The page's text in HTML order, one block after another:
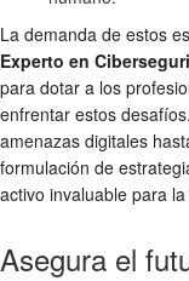
La demanda de estos
Experto en
para dotar a los
enfrentar estos
amenazas digitales
formulación de
activo invaluable para
Asegura el